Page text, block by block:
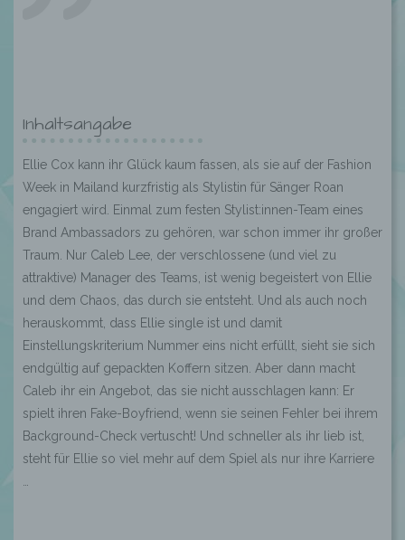
Inhaltsangabe
Ellie Cox kann ihr Glück kaum fassen, als sie auf der Fashion
Week in Mailand kurzfristig als Stylistin für Sänger Roan
engagiert wird. Einmal zum festen Stylist:innen-Team eines
Brand Ambassadors zu gehören, war schon immer ihr großer
Traum. Nur Caleb Lee, der verschlossene (und viel zu
attraktive) Manager des Teams, ist wenig begeistert von Ellie
und dem Chaos, das durch sie entsteht. Und als auch noch
herauskommt, dass Ellie single ist und damit
Einstellungskriterium Nummer eins nicht erfüllt, sieht sie sich
endgültig auf gepackten Koffern sitzen. Aber dann macht
Caleb ihr ein Angebot, das sie nicht ausschlagen kann: Er
spielt ihren Fake-Boyfriend, wenn sie seinen Fehler bei ihrem
Background-Check vertuscht! Und schneller als ihr lieb ist,
steht für Ellie so viel mehr auf dem Spiel als nur ihre Karriere